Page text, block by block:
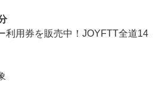
利用券を販売中！JOYFTT全道14